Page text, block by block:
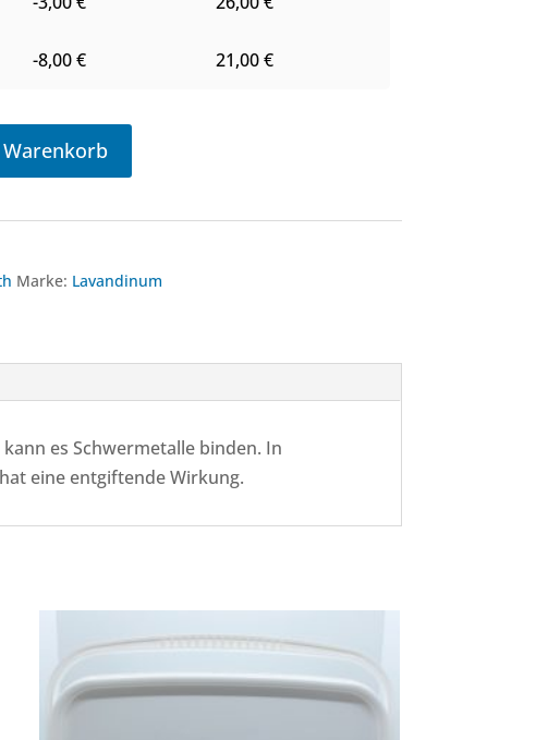
-8,00€ 21,00€
Marke: Lavandinum
es Schwermetalle binden. In
eine entgiftende Wirkung.